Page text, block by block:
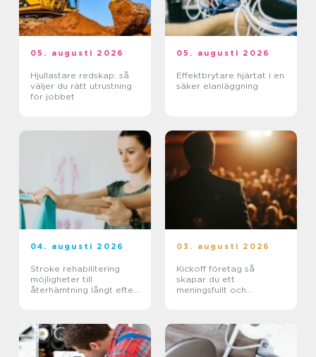
05. augusti 2026
Hjullastare redskap: så
väljer du rätt utrustning
för jobbet
05. augusti 2026
Effektbrytare hjärtat i en
säker elanläggning
04. augusti 2026
Stroke rehabilitering
möjligheter till
återhämtning långt efter
03. augusti 2026
Kickoff företag så
skapar du ett
meningsfullt och